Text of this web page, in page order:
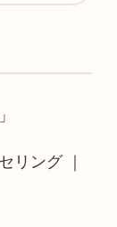
リング ｜